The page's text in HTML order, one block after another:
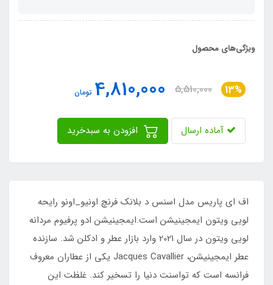
ویژگی‌های محصول
13%
5,510,000
4,810,000 تومان
آماده ارسال
اف ای پاریس مدل اسنس د بلانک فرنچ اونیو_اونو رایحه
لویی ویتون ایمجینیشن است.ایمجینیشن ادو پرفیوم مردانه
لویی ویتون در سال 2021 وارد بازار عطر و ادکلن شد. سازنده
عطر ایمجینیشن، Jacques Cavallier یکی از عطاران معروف
فرانسه است که تواسنت دنیا را تسخیر کند. غلظت این